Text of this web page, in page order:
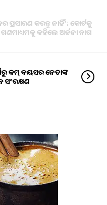
ପ୍ରସାରଣ କରନ୍ତୁ ନାହିଁ’; କୋର୍ଟକୁ
କହିଲେ ଅର୍ଚ୍ଚନା ନାଗ
କମ୍ ବୟସର ନେତାଙ୍କ
ସଂରକ୍ଷଣ